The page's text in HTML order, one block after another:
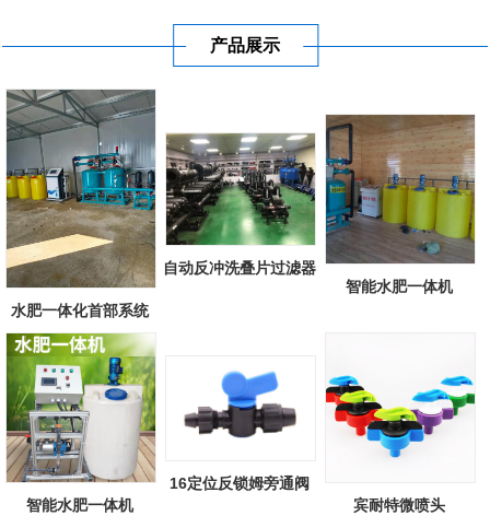
情]
产品展示
水肥一体化首部系统
自动反冲洗叠片过滤器
智能水肥一体机
智能水肥一体机
16定位反锁姆旁通阀
宾耐特微喷头